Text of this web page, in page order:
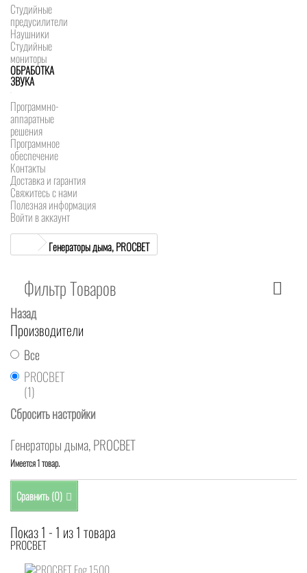
Студийные
предусилители
Наушники
Студийные
мониторы
ОБРАБОТКА
ЗВУКА
Программно-
аппаратные
решения
Программное
обеспечение
Контакты
Доставка и гарантия
Свяжитесь с нами
Полезная информация
Войти в аккаунт
Генераторы дыма, PROCBET
Фильтр Товаров
Назад
Производители
Все
PROCBET
(1)
Сбросить настройки
Генераторы дыма, PROCBET
Имеется 1 товар.
Сравнить (0)
Показ 1 - 1 из 1 товара
PROCBET